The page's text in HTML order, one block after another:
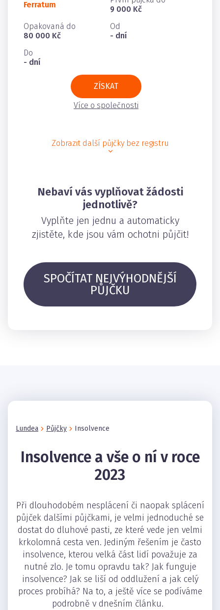
Ferratum
9 000 Kč
Opakovaná do
80 000 Kč
Od
- dní
Do
- dní
ZÍSKAT
Více o společnosti
Zobrazit další půjčky bez registru
Nebaví vás vyplňovat žádosti
jednotlivě?
Vyplňte jen jednu a automaticky
zjistěte, kde jsou vám ochotni půjčit!
SPOČÍTAT NEJVÝHODNĚJŠÍ
PŮJČKU
Lundea Půjčky Insolvence
Insolvence a vše o ní v roce
2023
Při dlouhodobém nesplácení či naopak splácení
půjček dalšími půjčkami, je velmi jednoduché se
dostat do dluhové pasti, ze které vede jen velmi
krkolomná cesta ven. Jediným řešením je často
insolvence, kterou velká část lidí považuje za
nutné zlo. Je tomu opravdu tak? Jak funguje
insolvence? Jak se liší od oddlužení a jak celý
proces probíhá? Na to, a ještě více se podíváme
podrobně v dnešním článku.